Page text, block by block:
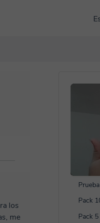
Pack
Pack
los
me